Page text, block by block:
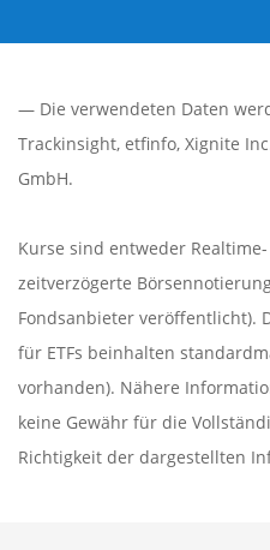
— Die verwendeten Daten
Trackinsight, etfinfo, Xignite
GmbH.
Kurse sind entweder
zeitverzögerte
Fondsanbieter veröffentlicht).
für ETFs beinhalten
vorhanden). Nähere
keine Gewähr für die
Richtigkeit der dargestellten